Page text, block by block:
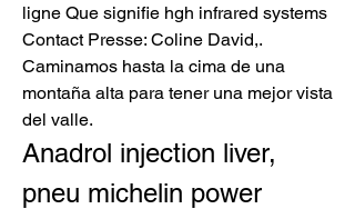
ligne Que signifie hgh infrared systems
Contact Presse: Coline David,.
Caminamos hasta la cima de una
montaña alta para tener una mejor vista
del valle.
Anadrol injection liver,
pneu michelin power